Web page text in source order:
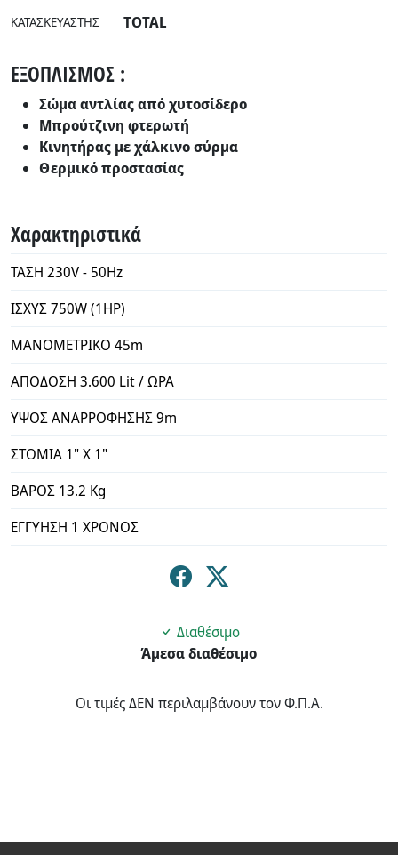
ΚΑΤΑΣΚΕΥΑΣΤΉΣ TOTAL
ΕΞΟΠΛΙΣΜΟΣ :
Σώμα αντλίας από χυτοσίδερο
Μπρούτζινη φτερωτή
Κινητήρας με χάλκινο σύρμα
Θερμικό προστασίας
Χαρακτηριστικά
ΤΑΣΗ 230V - 50Hz
ΙΣΧΥΣ 750W (1HP)
ΜΑΝΟΜΕΤΡΙΚΟ 45m
ΑΠΟΔΟΣΗ 3.600 Lit / ΩΡΑ
ΥΨΟΣ ΑΝΑΡΡΟΦΗΣΗΣ 9m
ΣΤΟΜΙΑ 1" Χ 1"
ΒΑΡΟΣ 13.2 Kg
ΕΓΓΥΗΣΗ 1 ΧΡΟΝΟΣ
Διαθέσιμο
Άμεσα διαθέσιμο
Οι τιμές ΔΕΝ περιλαμβάνουν τον Φ.Π.Α.